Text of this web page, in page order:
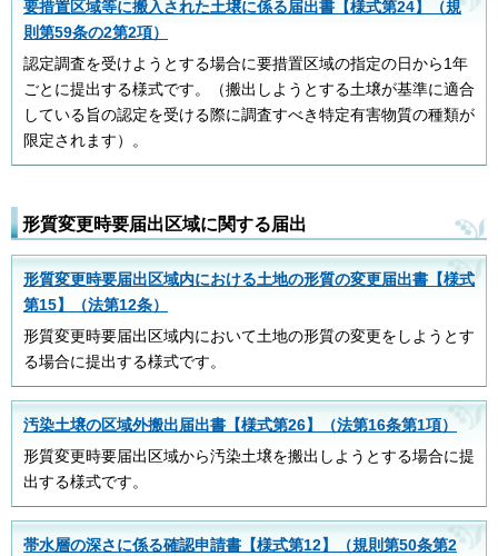
要措置区域等に搬入された土壌に係る届出書【様式第24】（規
則第59条の2第2項）
認定調査を受けようとする場合に要措置区域の指定の日から1年
ごとに提出する様式です。（搬出しようとする土壌が基準に適合
している旨の認定を受ける際に調査すべき特定有害物質の種類が
限定されます）。
形質変更時要届出区域に関する届出
形質変更時要届出区域内における土地の形質の変更届出書【様式
第15】（法第12条）
形質変更時要届出区域内において土地の形質の変更をしようとす
る場合に提出する様式です。
汚染土壌の区域外搬出届出書【様式第26】（法第16条第1項）
形質変更時要届出区域から汚染土壌を搬出しようとする場合に提
出する様式です。
帯水層の深さに係る確認申請書【様式第12】（規則第50条第2